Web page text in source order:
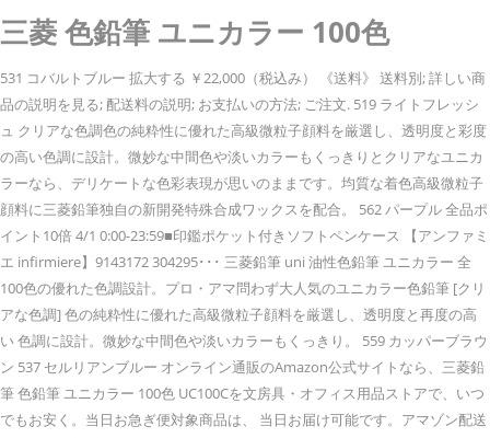
三菱 色鉛筆 ユニカラー 100色
531 コバルトブルー 拡大する ￥22,000（税込み） 《送料》 送料別; 詳しい商
品の説明を見る; 配送料の説明; お支払いの方法; ご注文. 519 ライトフレッシ
ュ クリアな色調色の純粋性に優れた高級微粒子顔料を厳選し、透明度と彩度
の高い色調に設計。微妙な中間色や淡いカラーもくっきりとクリアなユニカ
ラーなら、デリケートな色彩表現が思いのままです。均質な着色高級微粒子
顔料に三菱鉛筆独自の新開発特殊合成ワックスを配合。 562 パープル 全品ポ
イント10倍 4/1 0:00-23:59■印鑑ポケット付きソフトペンケース 【アンファミ
エ infirmiere】9143172 304295･･･ 三菱鉛筆 uni 油性色鉛筆 ユニカラー 全
100色の優れた色調設計。プロ・アマ問わず大人気のユニカラー色鉛筆 [クリ
アな色調] 色の純粋性に優れた高級微粒子顔料を厳選し、透明度と再度の高
い 色調に設計。微妙な中間色や淡いカラーもくっきり。 559 カッパーブラウ
ン 537 セルリアンブルー オンライン通販のAmazon公式サイトなら、三菱鉛
筆 色鉛筆 ユニカラー 100色 UC100Cを文房具・オフィス用品ストアで、いつ
でもお安く。当日お急ぎ便対象商品は、 当日お届け可能です。アマゾン配送